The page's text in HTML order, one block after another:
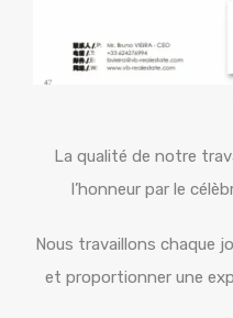
La qualité de notre
l’honneur par le
Nous travaillons chaque
et proportionner une